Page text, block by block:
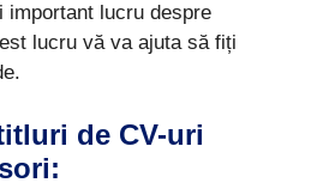
important lucru despre
lucru vă va ajuta să fiți
de CV-uri